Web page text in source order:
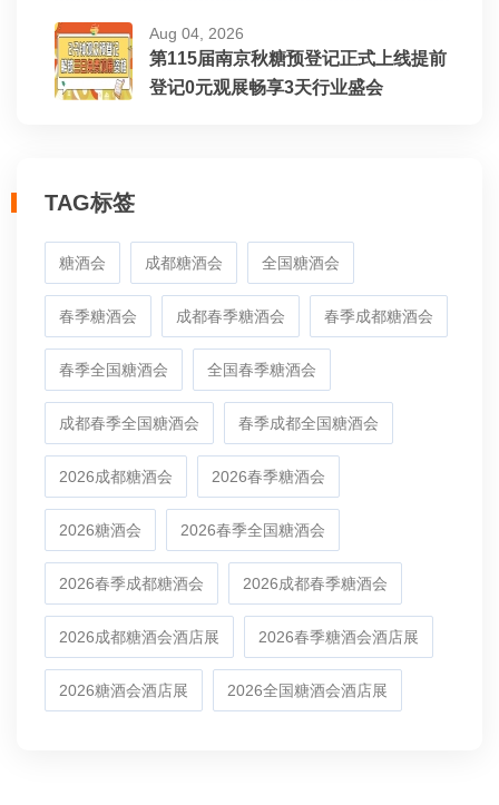
Aug 04, 2026
第115届南京秋糖预登记正式上线提前
登记0元观展畅享3天行业盛会
TAG标签
糖酒会 成都糖酒会 全国糖酒会
春季糖酒会 成都春季糖酒会 春季成都糖酒会
春季全国糖酒会 全国春季糖酒会
成都春季全国糖酒会 春季成都全国糖酒会
2026成都糖酒会 2026春季糖酒会
2026糖酒会 2026春季全国糖酒会
2026春季成都糖酒会 2026成都春季糖酒会
2026成都糖酒会酒店展 2026春季糖酒会酒店展
2026糖酒会酒店展 2026全国糖酒会酒店展